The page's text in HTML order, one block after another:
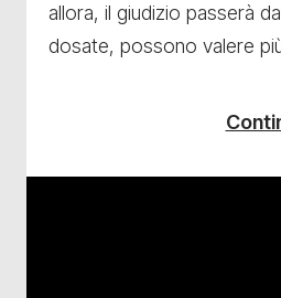
allora, il giudizio passerà
dosate, possono valere